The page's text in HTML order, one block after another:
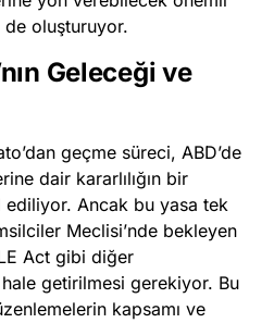
de oluşturuyor.
Geleceği ve
geçme süreci, ABD’de
dair kararlılığın bir
Ancak bu yasa tek
Meclisi’nde bekleyen
Act gibi diğer
getirilmesi gerekiyor. Bu
kapsamı ve